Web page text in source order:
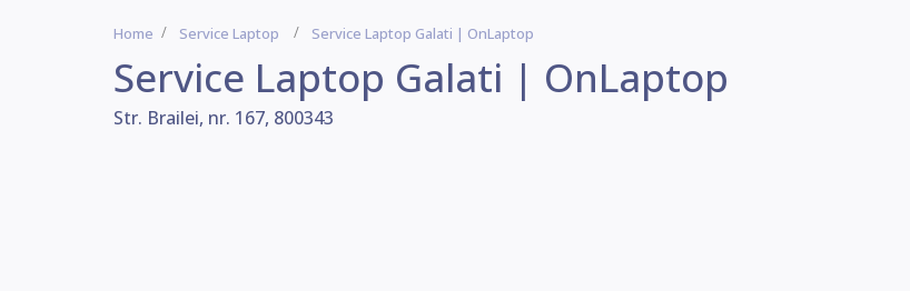
Home Service Laptop Service Laptop Galati | OnLaptop
Service Laptop Galati | OnLaptop
Str. Brailei, nr. 167, 800343